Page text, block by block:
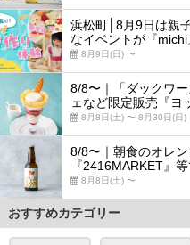
浜松町│8月9日は親
なイベントが『
8月9日(日) 〜
8/8〜｜「ダックワ
ェなど限定販売『ヨ
8月8日(土) 〜 8月30日(日)
8/8〜｜朝食のオレ
『2416MARKET』
8月8日(土) 〜
おすすめカテゴリー